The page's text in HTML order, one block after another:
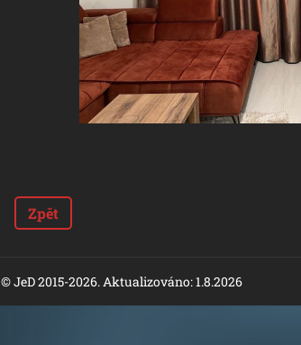
Zpět
© JeD 2015-2026. Aktualizováno: 1.8.2026